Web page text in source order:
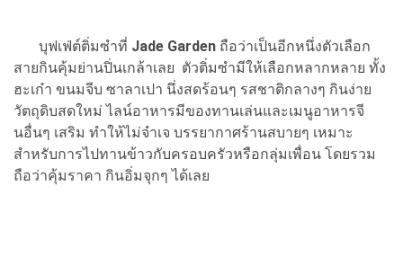
บุฟเฟ่ต์ติ่มซำที่ Jade Garden ถือว่าเป็นอีกหนึ่งตัวเลือก
สายกินคุ้มย่านปิ่นเกล้าเลย ตัวติ่มซำมีให้เลือกหลากหลาย ทั้ง
ฮะเก๋า ขนมจีบ ซาลาเปา นึ่งสดร้อนๆ รสชาติกลางๆ กินง่าย
วัตถุดิบสดใหม่ ไลน์อาหารมีของทานเล่นและเมนูอาหารจี
นอื่นๆ เสริม ทำให้ไม่จำเจ บรรยากาศร้านสบายๆ เหมาะ
สำหรับการไปทานข้าวกับครอบครัวหรือกลุ่มเพื่อน โดยรวม
ถือว่าคุ้มราคา กินอิ่มจุกๆ ได้เลย